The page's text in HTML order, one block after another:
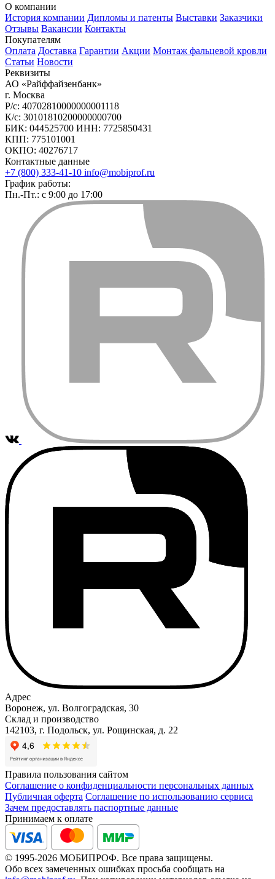
О компании
История компании Дипломы и патенты Выставки Заказчики
Отзывы Вакансии Контакты
Покупателям
Оплата Доставка Гарантии Акции Монтаж фальцевой кровли
Статьи Новости
Реквизиты
АО «Райффайзенбанк»
г. Москва
Р/с: 40702810000000001118
К/с: 30101810200000000700
БИК: 044525700 ИНН: 7725850431
КПП: 775101001
ОКПО: 40276717
Контактные данные
+7 (800) 333-41-10 info@mobiprof.ru
График работы:
Пн.-Пт.: с 9:00 до 17:00
Адрес
Воронеж, ул. Волгоградская, 30
Склад и производство
142103, г. Подольск, ул. Рощинская, д. 22
Правила пользования сайтом
Соглашение о конфиденциальности персональных данных
Публичная оферта Соглашение по использованию сервиса
Зачем предоставлять паспортные данные
Принимаем к оплате
© 1995-2026 МОБИПРОФ. Все права защищены.
Обо всех замеченных ошибках просьба сообщать на